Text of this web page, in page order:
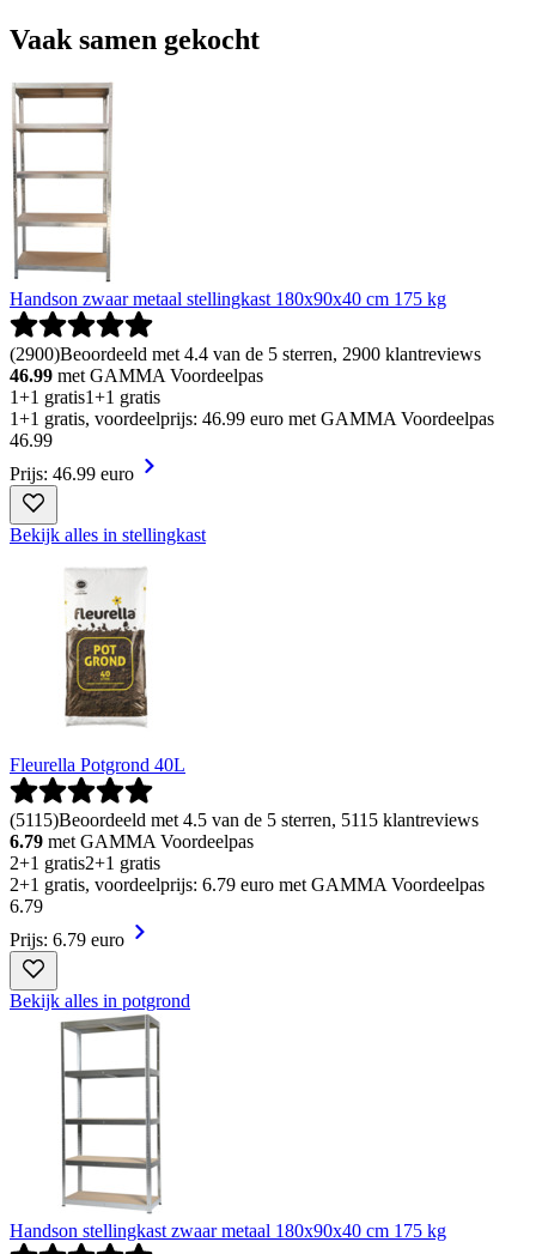
Vaak samen gekocht
Handson zwaar metaal stellingkast 180x90x40 cm 175 kg
(2900)Beoordeeld met 4.4 van de 5 sterren, 2900 klantreviews
46.99 met GAMMA Voordeelpas
1+1 gratis1+1 gratis
1+1 gratis, voordeelprijs: 46.99 euro met GAMMA Voordeelpas
46.99
Prijs: 46.99 euro
Bekijk alles in stellingkast
Fleurella Potgrond 40L
(5115)Beoordeeld met 4.5 van de 5 sterren, 5115 klantreviews
6.79 met GAMMA Voordeelpas
2+1 gratis2+1 gratis
2+1 gratis, voordeelprijs: 6.79 euro met GAMMA Voordeelpas
6.79
Prijs: 6.79 euro
Bekijk alles in potgrond
Handson stellingkast zwaar metaal 180x90x40 cm 175 kg